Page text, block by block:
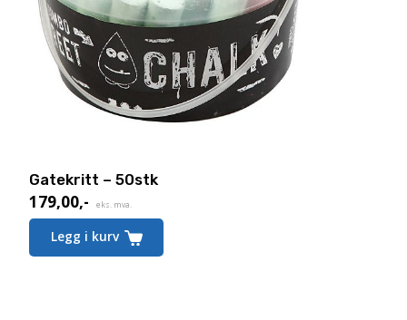
Gatekritt – 50stk
179,00,- eks. mva.
Legg i kurv